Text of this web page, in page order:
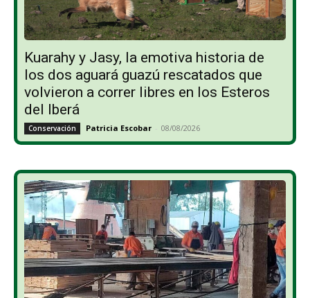
Kuarahy y Jasy, la emotiva historia de
los dos aguará guazú rescatados que
volvieron a correr libres en los Esteros
del Iberá
Conservación Patricia Escobar - 08/08/2026